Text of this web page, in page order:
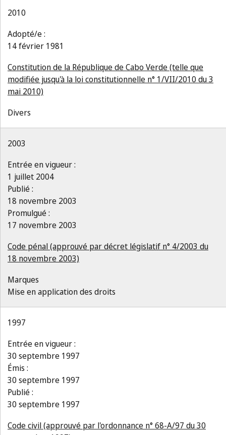
2010
Adopté/e :
14 février 1981
Constitution de la République de Cabo Verde (telle que
modifiée jusqu'à la loi constitutionnelle n° 1/VII/2010 du 3
mai 2010)
Divers
2003
Entrée en vigueur :
1 juillet 2004
Publié :
18 novembre 2003
Promulgué :
17 novembre 2003
Code pénal (approuvé par décret législatif n° 4/2003 du
18 novembre 2003)
Marques
Mise en application des droits
1997
Entrée en vigueur :
30 septembre 1997
Émis :
30 septembre 1997
Publié :
30 septembre 1997
Code civil (approuvé par l'ordonnance n° 68-A/97 du 30